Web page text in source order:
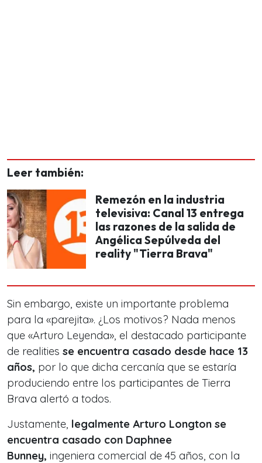
Leer también:
Remezón en la industria
televisiva: Canal 13 entrega
las razones de la salida de
Angélica Sepúlveda del
reality "Tierra Brava"
Sin embargo, existe un importante problema
para la «parejita». ¿Los motivos? Nada menos
que «Arturo Leyenda», el destacado participante
de realities se encuentra casado desde hace 13
años, por lo que dicha cercanía que se estaría
produciendo entre los participantes de Tierra
Brava alertó a todos.
Justamente, legalmente Arturo Longton se
encuentra casado con Daphnee
Bunney, ingeniera comercial de 45 años, con la